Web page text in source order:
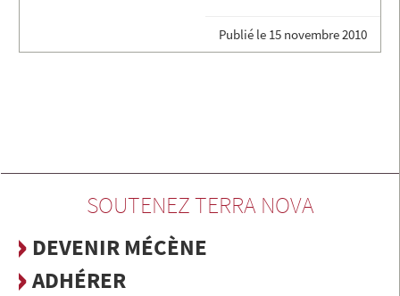
Publié le 15 novembre 2010
SOUTENEZ TERRA NOVA
DEVENIR MÉCÈNE
ADHÉRER